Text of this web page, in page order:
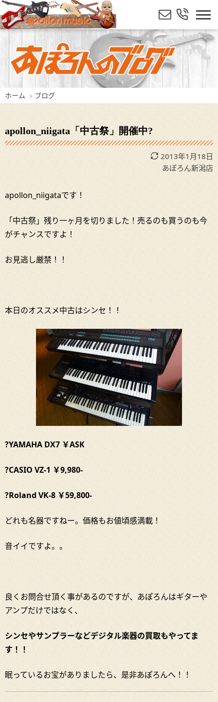
ホーム ブログ
apollon_niigata「中古祭」開催中?
2013年1月18日
あぽろん新潟店
apollon_niigataです！
「中古祭」残り一ヶ月を切りました！売るのも買うのも今
がチャンスですよ！
お見逃し厳禁！！
本日のオススメ中古はシンセ！！
?YAMAHA DX7 ￥ASK
?CASIO VZ-1 ￥9,980-
?Roland VK-8 ￥59,800-
どれも名器ですねー。価格もお値頃感満載！
音イイですよ。。
良くお問合せ頂く事があるのですが、あぽろんはギターや
アンプだけではなく、
シンセやサンプラーなどデジタル楽器の買取もやってま
す！！
眠っているお宝がありましたら、是非あぽろんへ！！